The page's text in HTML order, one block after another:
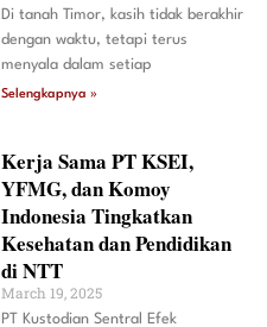
Di tanah Timor, kasih tidak berakhir
dengan waktu, tetapi terus
menyala dalam setiap
Selengkapnya »
Kerja Sama PT KSEI,
YFMG, dan Komoy
Indonesia Tingkatkan
Kesehatan dan Pendidikan
di NTT
March 19, 2025
PT Kustodian Sentral Efek